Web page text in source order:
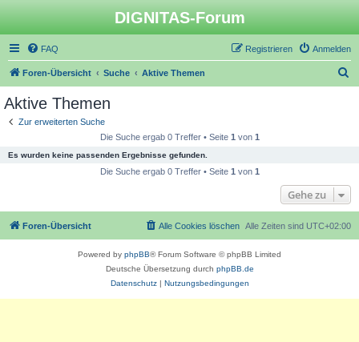
DIGNITAS-Forum
FAQ Anmelden
Registrieren
Foren-Übersicht Suche Aktive Themen
Aktive Themen
Zur erweiterten Suche
Die Suche ergab 0 Treffer • Seite 1 von 1
Es wurden keine passenden Ergebnisse gefunden.
Die Suche ergab 0 Treffer • Seite 1 von 1
Gehe zu
Foren-Übersicht Alle Zeiten sind UTC+02:00
Alle Cookies löschen
Powered by phpBB® Forum Software © phpBB Limited
Deutsche Übersetzung durch phpBB.de
Datenschutz| Nutzungsbedingungen